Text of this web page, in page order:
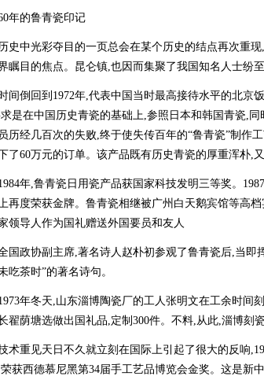
的鲁青瓷印记
中光彩夺目的一页总会在某个历史的结点再次重现,
瞩目的焦点。昆仑镇,也因而集聚了我国知名人士纷至
倒回到1972年,代表中国当时最高接待水平的北京
是在中国历史青瓷的基础上,参照日本和韩国青瓷,
历经几百次的失败,终于使失传百年的“鲁青瓷”制作
了60万元的订单。该产品既有历史青瓷的厚重浑朴,
年,鲁青瓷日用瓷产品获国家科技发明三等奖。
再度荣获金牌。鲁青瓷相继被广州白天鹅宾馆等高
领导人作为国礼赠送外国要员和友人
政协副主席,著名诗人赵朴初参观了鲁青瓷后,当即
吃茶时”的著名诗句。
年冬天,山东淄博陶瓷厂的工人张明文在工余时间
翟荫塘选做出国礼品,定制300件。不料,从此,淄博刻
重见天日不久就立刻在国际上引起了很大的反响
获西德慕尼黑第34届手工艺品博览会金奖。这是新